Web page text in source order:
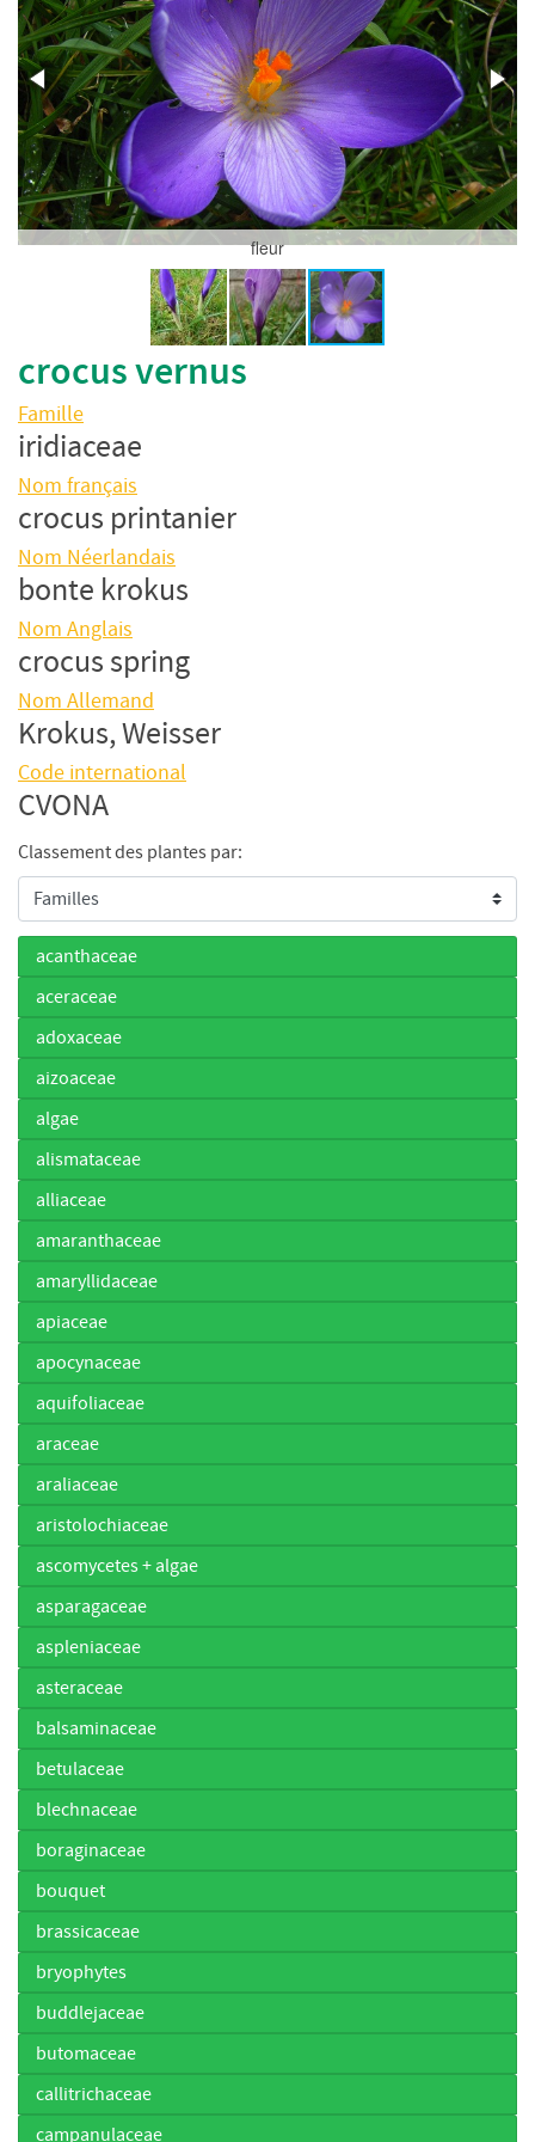
Classement des plantes par:
acanthaceae
aceraceae
adoxaceae
aizoaceae
algae
alismataceae
alliaceae
amaranthaceae
amaryllidaceae
apiaceae
apocynaceae
aquifoliaceae
araceae
araliaceae
aristolochiaceae
ascomycetes + algae
asparagaceae
aspleniaceae
asteraceae
balsaminaceae
betulaceae
blechnaceae
boraginaceae
bouquet
brassicaceae
bryophytes
buddlejaceae
butomaceae
callitrichaceae
campanulaceae
fleur
crocus vernus
Famille
iridiaceae
Nom français
crocus printanier
Nom Néerlandais
bonte krokus
Nom Anglais
crocus spring
Nom Allemand
Krokus, Weisser
Code international
CVONA